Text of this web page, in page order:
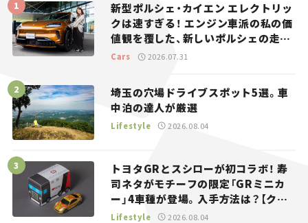
新型ポルシェ・カイエン エレクトリッ
クは速すぎる！ エンジン車派の私の価
値観を覆した、新しいポルシェの走
り。
Cars 2026.07.31
埼玉の穴場ドライブスポット5選。車
中泊の達人が厳選
Lifestyle 2026.08.04
トヨタGRとスシローが初コラボ！ 寿
司ネタがモチーフの限定「GRミニカ
ー」4車種が登場。入手方法は？【クル
マとホビー】
Lifestyle 2026.08.04